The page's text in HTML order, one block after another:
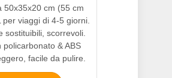
50x35x20 cm (55 cm
viaggi di 4-5 giorni.
sostituibili, scorrevoli.
policarbonato & ABS
facile da pulire.